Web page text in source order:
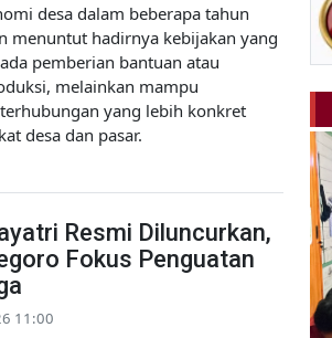
desa dalam beberapa tahun
menuntut hadirnya kebijakan yang
pemberian bantuan atau
melainkan mampu
yang lebih konkret
desa dan pasar.
Resmi Diluncurkan,
Fokus Penguatan
11:00